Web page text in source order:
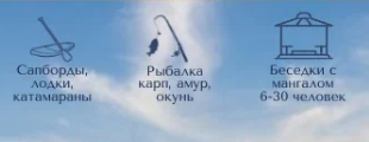
курсы в Гомеле у
Ивановны! Я очень довольна что
Внимат...
8